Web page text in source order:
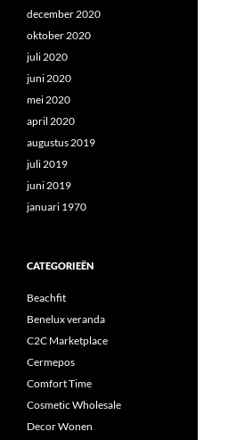
december 2020
oktober 2020
juli 2020
juni 2020
mei 2020
april 2020
augustus 2019
juli 2019
juni 2019
januari 1970
CATEGORIEËN
Beachfit
Benelux veranda
C2C Marketplace
Cermepos
Comfort Time
Cosmetic Wholesale
Decor Wonen